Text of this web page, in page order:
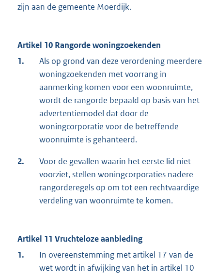
zijn aan de gemeente Moerdijk.
Artikel 10 Rangorde woningzoekenden
1.
Als op grond van deze verordening meerdere
woningzoekenden met voorrang in
aanmerking komen voor een woonruimte,
wordt de rangorde bepaald op basis van het
advertentiemodel dat door de
woningcorporatie voor de betreffende
woonruimte is gehanteerd.
2.
Voor de gevallen waarin het eerste lid niet
voorziet, stellen woningcorporaties nadere
rangorderegels op om tot een rechtvaardige
verdeling van woonruimte te komen.
Artikel 11 Vruchteloze aanbieding
1.
In overeenstemming met artikel 17 van de
wet wordt in afwijking van het in artikel 10